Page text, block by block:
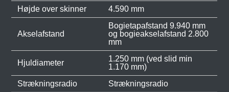
Højde over skinner
4.590 mm
Akselafstand
Bogietapafstand 9.940 mm
og bogieakselafstand 2.800
mm
Hjuldiameter
1.250 mm (ved slid min
1.170 mm)
Strækningsradio
Strækningsradio